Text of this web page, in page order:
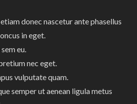
donec nascetur ante phasellus
in eget.
eu.
nec eget.
vulputate quam.
semper ut aenean ligula metus